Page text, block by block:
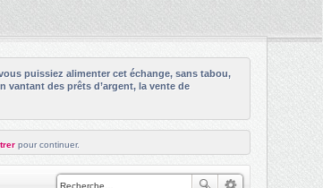
puissiez alimenter cet échange, sans tabou,
des prêts d’argent, la vente de
pour continuer.